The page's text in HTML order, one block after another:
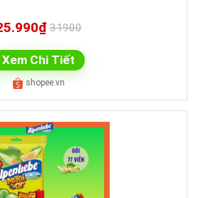
31900
Xem Chi Tiết
shopee.vn